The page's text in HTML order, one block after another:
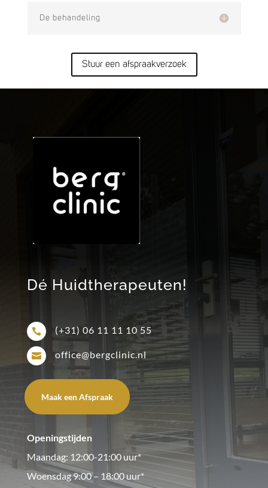
De behandeling
Stuur een afspraakverzoek
Dé Huidtherapeuten!
 (+31) 06 11 11 10 55
 office@bergclinic.nl
Maak een Afspraak
Openingstijden
Maandag: 12:00-21:00 uur*
Woensdag 9:00 – 18:00 uur*